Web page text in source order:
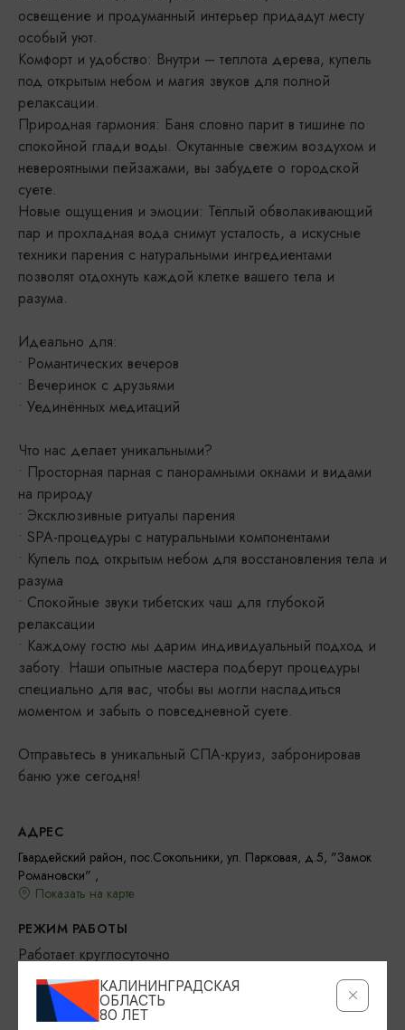
освещение и продуманный интерьер придадут месту
особый уют.
Комфорт и удобство: Внутри – теплота дерева, купель
под открытым небом и магия звуков для полной
релаксации.
Природная гармония: Баня словно парит в тишине по
спокойной глади воды. Окутанные свежим воздухом и
невероятными пейзажами, вы забудете о городской
суете.
Новые ощущения и эмоции: Тёплый обволакивающий
пар и прохладная вода снимут усталость, а искусные
техники парения с натуральными ингредиентами
позволят отдохнуть каждой клетке вашего тела и
разума.
Идеально для:
• Романтических вечеров
• Вечеринок с друзьями
• Уединённых медитаций
Что нас делает уникальными?
• Просторная парная с панорамными окнами и видами
на природу
• Эксклюзивные ритуалы парения
• SPA-процедуры с натуральными компонентами
• Купель под открытым небом для восстановления тела и
разума
• Спокойные звуки тибетских чаш для глубокой
релаксации
• Каждому гостю мы дарим индивидуальный подход и
заботу. Наши опытные мастера подберут процедуры
специально для вас, чтобы вы могли насладиться
моментом и забыть о повседневной суете.
Отправьтесь в уникальный СПА-круиз, забронировав
баню уже сегодня!
АДРЕС
Гвардейский район, пос.Сокольники, ул. Парковая, д.5, "Замок
Романовски" ,
Показать на карте
РЕЖИМ РАБОТЫ
Работает круглосуточно
КОНТАКТЫ
+7 (921) 617-00-39voda.39rus@yandex.ru Телеграм
КАЛИНИНГРАДСКАЯ
ОБЛАСТЬ
80 ЛЕТ